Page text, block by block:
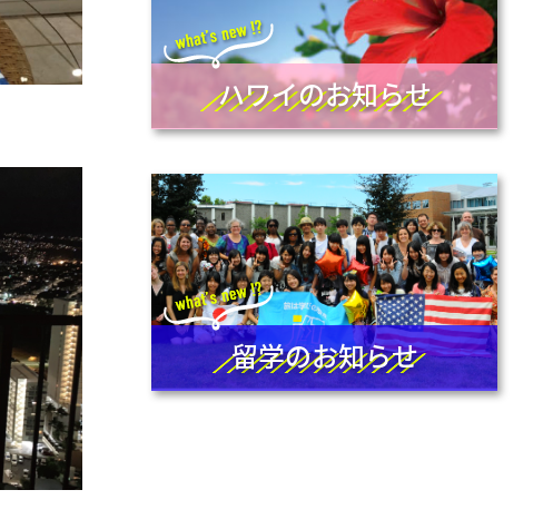
ハワイのお知らせ
留学のお知らせ